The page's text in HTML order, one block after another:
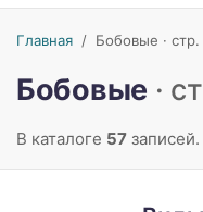
Главная / Бобовые · стр.
Бобовые ·
В каталоге 57 записей.